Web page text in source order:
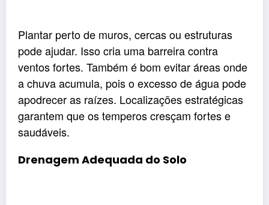
Plantar perto de muros, cercas ou estruturas
pode ajudar. Isso cria uma barreira contra
ventos fortes. Também é bom evitar áreas onde
a chuva acumula, pois o excesso de água pode
apodrecer as raízes. Localizações estratégicas
garantem que os temperos cresçam fortes e
saudáveis.
Drenagem Adequada do Solo